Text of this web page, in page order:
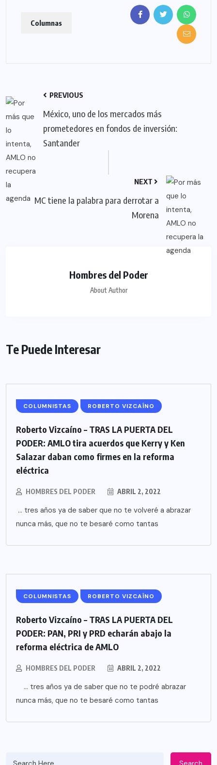
Columnas
PREVIOUS
México, uno de los mercados más
prometedores en fondos de inversión:
Santander
NEXT
MC tiene la palabra para derrotar a
Morena
Hombres del Poder
About Author
Te Puede Interesar
COLUMNISTAS ROBERTO VIZCAÍNO
Roberto Vizcaíno – TRAS LA PUERTA DEL
PODER: AMLO tira acuerdos que Kerry y Ken
Salazar daban como firmes en la reforma
eléctrica
HOMBRES DEL PODER ABRIL 2, 2022
… tres años ya de saber que no te volveré a abrazar
nunca más, que no te besaré como tantas
COLUMNISTAS ROBERTO VIZCAÍNO
Roberto Vizcaíno – TRAS LA PUERTA DEL
PODER: PAN, PRI y PRD echarán abajo la
reforma eléctrica de AMLO
HOMBRES DEL PODER ABRIL 2, 2022
… tres años ya de saber que no te podré abrazar
nunca más, que no te besaré como tantas